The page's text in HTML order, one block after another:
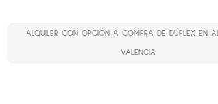
ALQUILER CON OPCIÓN A COMPRA DE DÚPLEX EN
VALENCIA